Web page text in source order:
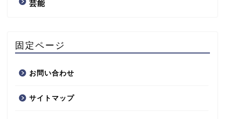
芸能
固定ページ
お問い合わせ
サイトマップ